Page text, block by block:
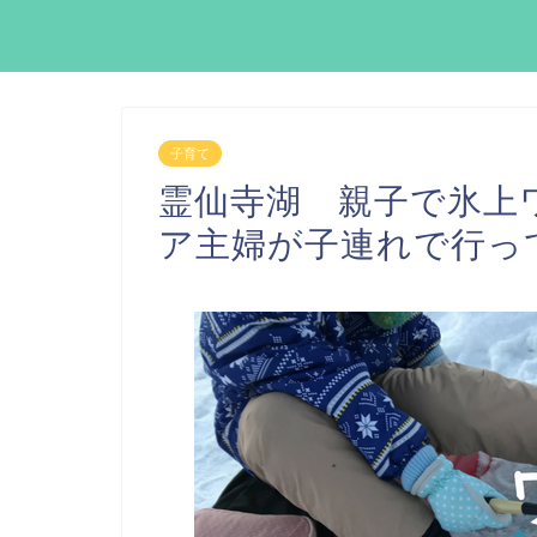
子育て
霊仙寺湖 親子で氷上
ア主婦が子連れで行